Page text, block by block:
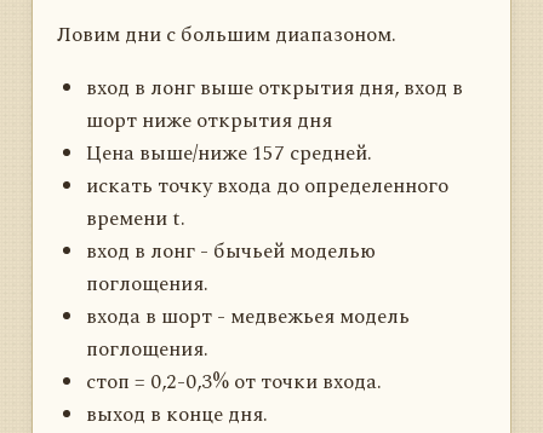
Ловим дни с большим диапазоном.
вход в лонг выше открытия дня, вход в
шорт ниже открытия дня
Цена выше/ниже 157 средней.
искать точку входа до определенного
времени t.
вход в лонг - бычьей моделью
поглощения.
входа в шорт - медвежьея модель
поглощения.
стоп = 0,2-0,3% от точки входа.
выход в конце дня.